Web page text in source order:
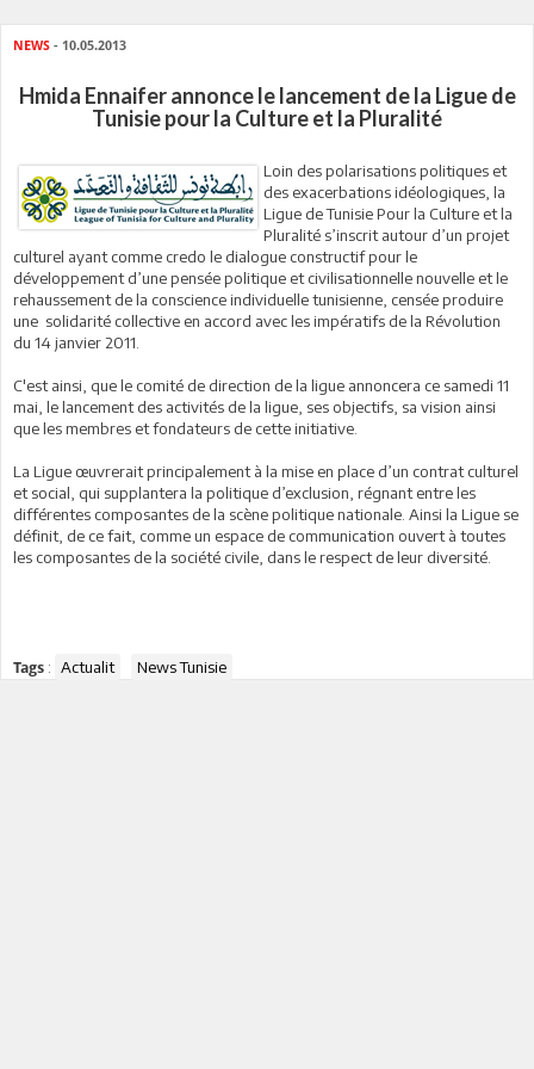
NEWS - 10.05.2013
Hmida Ennaifer annonce le lancement de la Ligue de
Tunisie pour la Culture et la Pluralité
Loin des polarisations politiques et
des exacerbations idéologiques, la
Ligue de Tunisie Pour la Culture et la
Pluralité s’inscrit autour d’un projet
culturel ayant comme credo le dialogue constructif pour le
développement d’une pensée politique et civilisationnelle nouvelle et le
rehaussement de la conscience individuelle tunisienne, censée produire
une solidarité collective en accord avec les impératifs de la Révolution
du 14 janvier 2011.
C'est ainsi, que le comité de direction de la ligue annoncera ce samedi 11
mai, le lancement des activités de la ligue, ses objectifs, sa vision ainsi
que les membres et fondateurs de cette initiative.
La Ligue œuvrerait principalement à la mise en place d’un contrat culturel
et social, qui supplantera la politique d’exclusion, régnant entre les
différentes composantes de la scène politique nationale. Ainsi la Ligue se
définit, de ce fait, comme un espace de communication ouvert à toutes
les composantes de la société civile, dans le respect de leur diversité.
Tags : Actualit News Tunisie